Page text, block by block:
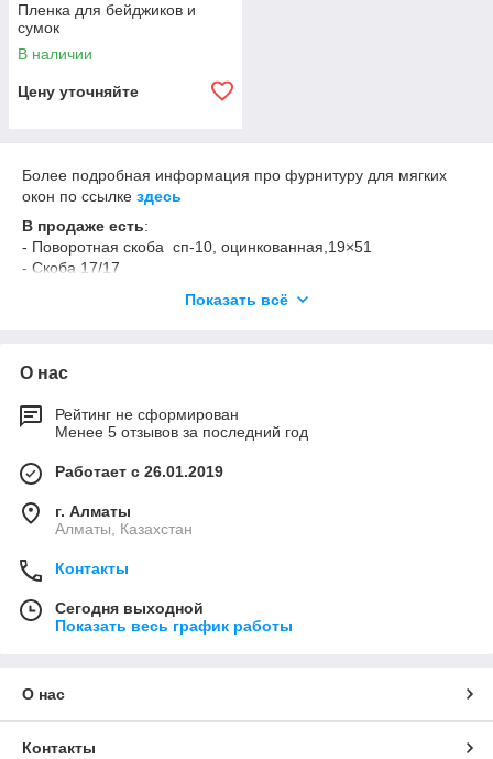
Пленка для бейджиков и
сумок
В наличии
Цену уточняйте
Более подробная информация про фурнитуру для мягких
окон по ссылке здесь
В продаже есть:
- Поворотная скоба сп-10, оцинкованная,19×51
- Скоба 17/17
- Люверс Овальный Л-37 (42-22)
- Подкладка 2310
Показать всё
О нас
Рейтинг не сформирован
Менее 5 отзывов за последний год
Работает с 26.01.2019
г. Алматы
Алматы, Казахстан
Контакты
Сегодня выходной
Показать весь график работы
О нас
Контакты